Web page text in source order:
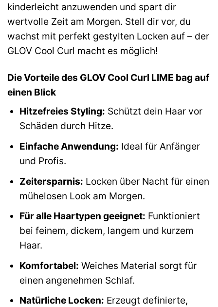
kinderleicht anzuwenden und spart dir
wertvolle Zeit am Morgen. Stell dir vor, du
wachst mit perfekt gestylten Locken auf – der
GLOV Cool Curl macht es möglich!
Die Vorteile des GLOV Cool Curl LIME bag auf
einen Blick
Hitzefreies Styling: Schützt dein Haar vor
Schäden durch Hitze.
Einfache Anwendung: Ideal für Anfänger
und Profis.
Zeitersparnis: Locken über Nacht für einen
mühelosen Look am Morgen.
Für alle Haartypen geeignet: Funktioniert
bei feinem, dickem, langem und kurzem
Haar.
Komfortabel: Weiches Material sorgt für
einen angenehmen Schlaf.
Natürliche Locken: Erzeugt definierte,